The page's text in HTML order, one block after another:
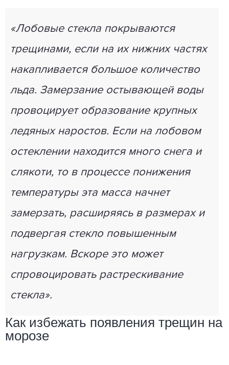
«Лобовые стекла покрываются
трещинами, если на их нижних частях
накапливается большое количество
льда. Замерзание остывающей воды
провоцирует образование крупных
ледяных наростов. Если на лобовом
остеклении находится много снега и
слякоти, то в процессе понижения
температуры эта масса начнет
замерзать, расширяясь в размерах и
подвергая стекло повышенным
нагрузкам. Вскоре это может
спровоцировать растрескивание
стекла».
Как избежать появления трещин на
морозе